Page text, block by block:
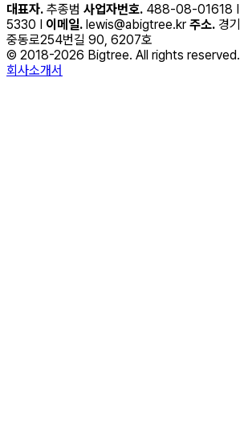
대표자. 추종범 사업자번호. 488-08-01618 I
5330 I 이메일. lewis@abigtree.kr 주소. 경
중동로254번길 90, 6207호
© 2018-2026 Bigtree. All rights reserved.
회사소개서